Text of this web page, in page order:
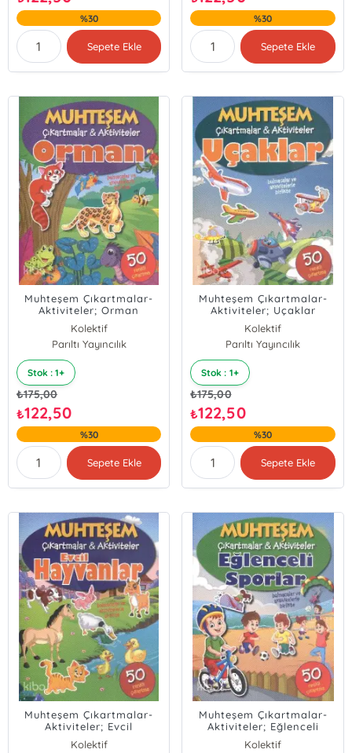
%30
Sepete Ekle
%30
Sepete Ekle
Muhteşem Çıkartmalar-
Aktiviteler; Orman
Kolektif
Parıltı Yayıncılık
Stok : 1+
₺175,00
₺122,50
%30
Sepete Ekle
Muhteşem Çıkartmalar-
Aktiviteler; Uçaklar
Kolektif
Parıltı Yayıncılık
Stok : 1+
₺175,00
₺122,50
%30
Sepete Ekle
Muhteşem Çıkartmalar-
Aktiviteler; Evcil
Hayvanlar
Kolektif
Muhteşem Çıkartmalar-
Aktiviteler; Eğlenceli
Sporlar
Kolektif